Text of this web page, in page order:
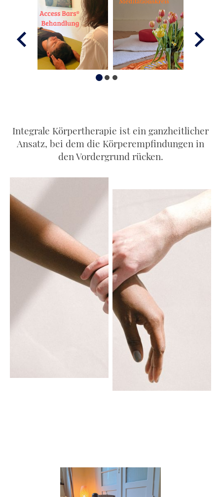
Integrale Körpertherapie ist ein ganzheitlicher
Ansatz, bei dem die Körperempfindungen in
den Vordergrund rücken.